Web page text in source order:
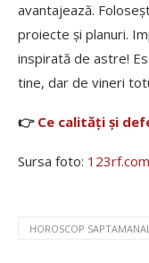
avantajează.
proiecte și planuri.
inspirată de astre!
tine, dar de vineri
👉 Ce calități și
Sursa foto: 123rf.com
HOROSCOP